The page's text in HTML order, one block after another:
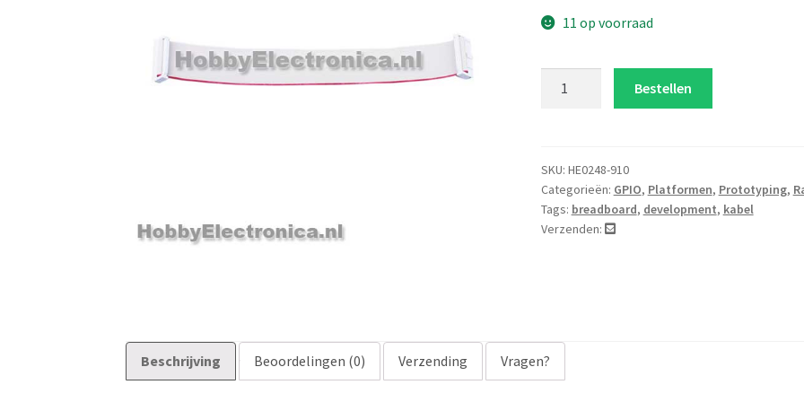
11 op voorraad
aantal
Bestellen
SKU: HE0248-910
Categorieën: GPIO, Platformen, Prototyping,
Tags: breadboard, development, kabel
Verzenden:
Beschrijving Beoordelingen (0) Verzending Vragen?